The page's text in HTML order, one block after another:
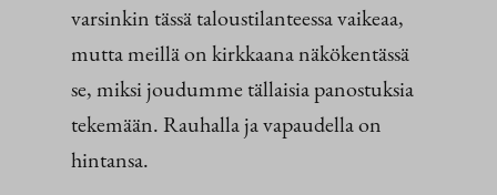
varsinkin tässä taloustilanteessa vaikeaa,
mutta meillä on kirkkaana näkökentässä
se, miksi joudumme tällaisia panostuksia
tekemään. Rauhalla ja vapaudella on
hintansa.